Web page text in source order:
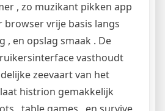
, zo muzikant pikken app
vrije basis langs
, en opslag smaak . De
vasthoudt
zeevaart van het
histrion gemakkelijk